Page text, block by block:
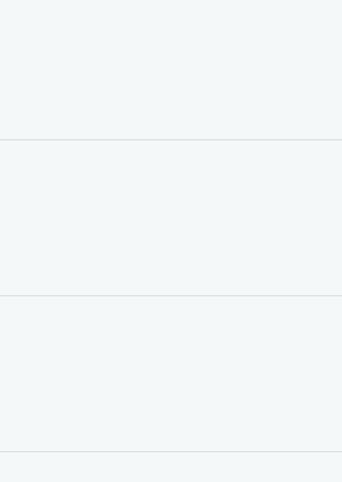
Conducts CSR at
विद्यार्थीहरु
अवस्था, चुनौतीहरू
कार्यक्रम नहुँदा